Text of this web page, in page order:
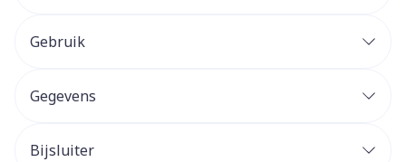
Gebruik
Gegevens
Bijsluiter